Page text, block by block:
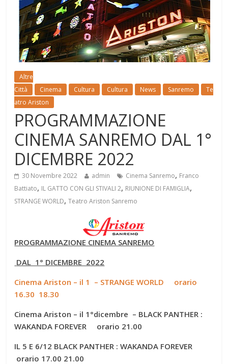
Altre
Città
Cinema Cultura Cultura News Sanremo
Te
atro Ariston
PROGRAMMAZIONE
CINEMA SANREMO DAL 1°
DICEMBRE 2022
30 Novembre 2022 admin Cinema Sanremo, Franco
Battiato, IL GATTO CON GLI STIVALI 2, RIUNIONE DI FAMIGLIA,
STRANGE WORLD,Teatro Ariston Sanremo
PROGRAMMAZIONE CINEMA SANREMO
DAL 1° DICEMBRE 2022
Cinema Ariston – il 1 – STRANGE WORLD orario
16.30 18.30
Cinema Ariston – il 1°dicembre – BLACK PANTHER :
WAKANDA FOREVER orario 21.00
IL 5 E 6/12 BLACK PANTHER : WAKANDA FOREVER
orario 17.00 21.00